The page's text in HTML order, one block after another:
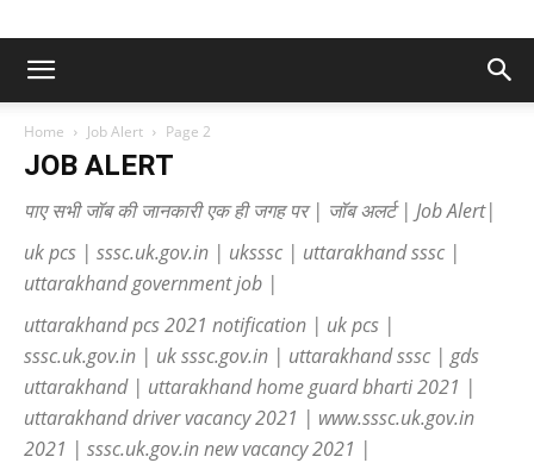
Home Job Alert Page 2
JOB ALERT
पाए सभी जॉब की जानकारी एक ही जगह पर | जॉब अलर्ट | Job Alert|
uk pcs | sssc.uk.gov.in | uksssc | uttarakhand sssc |
uttarakhand government job |
uttarakhand pcs 2021 notification | uk pcs |
sssc.uk.gov.in | uk sssc.gov.in | uttarakhand sssc | gds
uttarakhand | uttarakhand home guard bharti 2021 |
uttarakhand driver vacancy 2021 | www.sssc.uk.gov.in
2021 | sssc.uk.gov.in new vacancy 2021 |